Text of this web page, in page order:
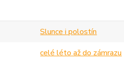
Slunce i polostín
celé léto až do zámrazu